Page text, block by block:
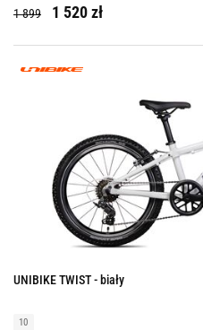
1 899 1 520 zł
UNIBIKE TWIST - biały
10